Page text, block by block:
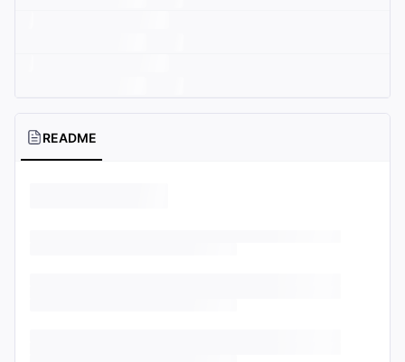
README